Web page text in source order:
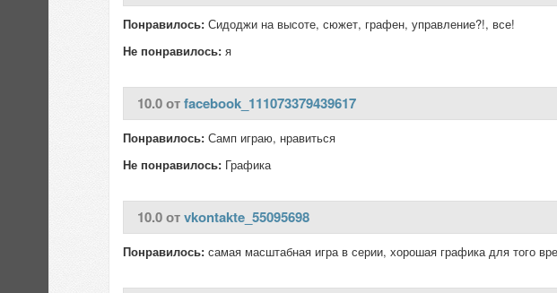
Понравилось: Сидоджи на высоте, сюжет, графен, управление?!, все!
Не понравилось: я
10.0 отfacebook_111073379439617
Понравилось: Самп играю, нравиться
Не понравилось: Графика
10.0 отvkontakte_55095698
Понравилось: самая масштабная игра в серии, хорошая графика для того